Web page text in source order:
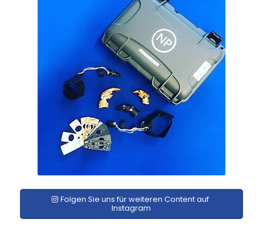
Folgen Sie uns für weiteren Content auf
Instagram